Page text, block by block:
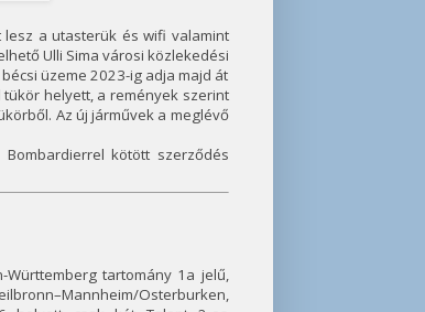
a utasterük és wifi valamint
Ulli Sima városi közlekedési
üzeme 2023-ig adja majd át
helyett, a remények szerint
Az új járművek a meglévő
kötött szerződés
tartomány 1a jelű,
Osterburken,